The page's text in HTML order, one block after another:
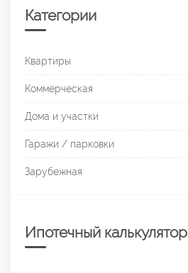
Категории
Квартиры
Коммерческая
Дома и участки
Гаражи / парковки
Зарубежная
Ипотечный калькулятор